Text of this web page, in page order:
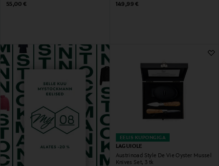
Original Price
55,00 €
Original Price
149,99 €
EELIS KUPONGIGA
LAGUIOLE
Austrinoad Style De Vie Oyster Mussel
Knives Set, 3 tk